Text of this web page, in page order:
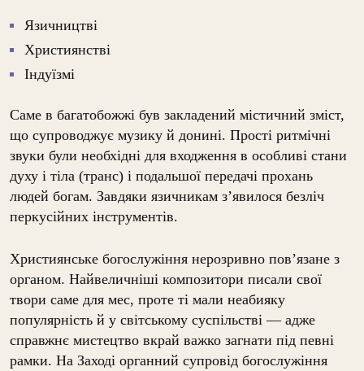
Язичництві
Християнстві
Індуїзмі
Саме в багатобожжі був закладений містичний зміст,
що супроводжує музику й донині. Прості ритмічні
звуки були необхідні для входження в особливі стани
духу і тіла (транс) і подальшої передачі прохань
людей богам. Завдяки язичникам з’явилося безліч
перкусійних інструментів.
Християнське богослужіння нерозривно пов’язане з
органом. Найвеличніші композитори писали свої
твори саме для мес, проте ті мали неабияку
популярність й у світському суспільстві — адже
справжнє мистецтво вкрай важко загнати під певні
рамки. На Заході органний супровід богослужіння